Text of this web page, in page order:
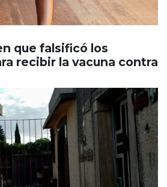
que falsificó los
recibir la vacuna contra